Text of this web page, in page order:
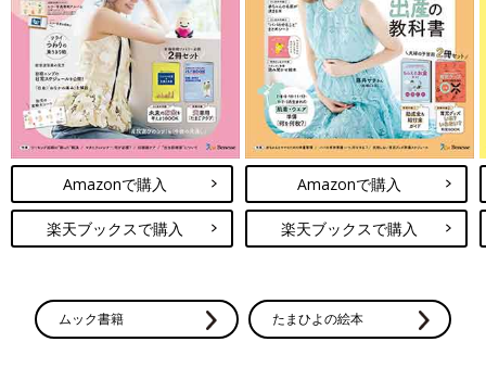
Amazonで購入
楽天ブックスで購入
Amazonで購入
楽天ブックスで購入
ムック書籍 たまひよの絵本